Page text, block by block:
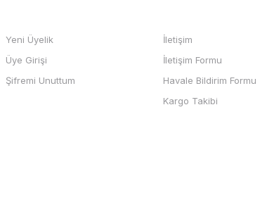
ve odeme kolay , büyük
Yeni Üyelik
Üye Girişi
Şifremi Unuttum
İletişim
İletişim Formu
Havale Bildirim Formu
Kargo Takibi